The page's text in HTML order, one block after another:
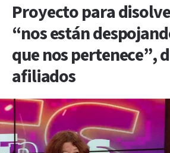
Proyecto para
“nos están
que nos pertenece”,
afiliados